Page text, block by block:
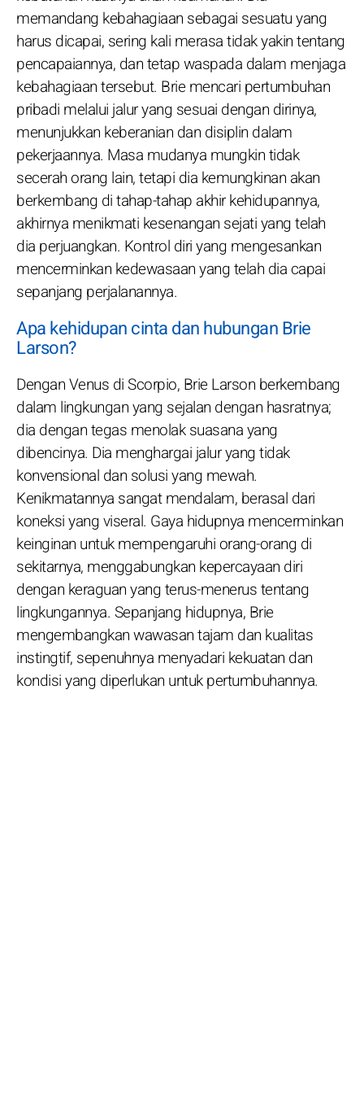
memandang kebahagiaan sebagai sesuatu yang
harus dicapai, sering kali merasa tidak yakin tentang
pencapaiannya, dan tetap waspada dalam menjaga
kebahagiaan tersebut. Brie mencari pertumbuhan
pribadi melalui jalur yang sesuai dengan dirinya,
menunjukkan keberanian dan disiplin dalam
pekerjaannya. Masa mudanya mungkin tidak
secerah orang lain, tetapi dia kemungkinan akan
berkembang di tahap-tahap akhir kehidupannya,
akhirnya menikmati kesenangan sejati yang telah
dia perjuangkan. Kontrol diri yang mengesankan
mencerminkan kedewasaan yang telah dia capai
sepanjang perjalanannya.
Apa kehidupan cinta dan hubungan Brie
Larson?
Dengan Venus di Scorpio, Brie Larson berkembang
dalam lingkungan yang sejalan dengan hasratnya;
dia dengan tegas menolak suasana yang
dibencinya. Dia menghargai jalur yang tidak
konvensional dan solusi yang mewah.
Kenikmatannya sangat mendalam, berasal dari
koneksi yang viseral. Gaya hidupnya mencerminkan
keinginan untuk mempengaruhi orang-orang di
sekitarnya, menggabungkan kepercayaan diri
dengan keraguan yang terus-menerus tentang
lingkungannya. Sepanjang hidupnya, Brie
mengembangkan wawasan tajam dan kualitas
instingtif, sepenuhnya menyadari kekuatan dan
kondisi yang diperlukan untuk pertumbuhannya.